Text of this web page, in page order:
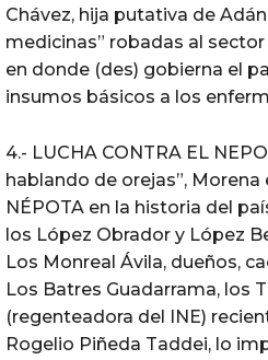
Chávez, hija putativa de
medicinas” robadas al
en donde (des) gobierna el
insumos básicos a los
4.- LUCHA CONTRA EL
hablando de orejas”,
NÉPOTA en la historia del
los López Obrador y López
Los Monreal Ávila, dueños,
Los Batres Guadarrama, los
(regenteadora del INE)
Rogelio Piñeda Taddei, lo